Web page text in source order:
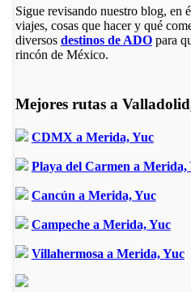
Sigue revisando nuestro blog, en
viajes, cosas que hacer y qué
diversos destinos de ADOpara
rincón de México.
Mejores rutas a
CDMX a Merida, Yuc
Playa del Carmen a Merida,
Cancún a Merida, Yuc
Campeche a Merida, Yuc
Villahermosa a Merida, Yuc